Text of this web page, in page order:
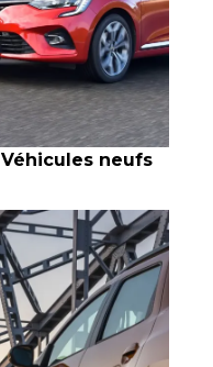
Véhicules neufs